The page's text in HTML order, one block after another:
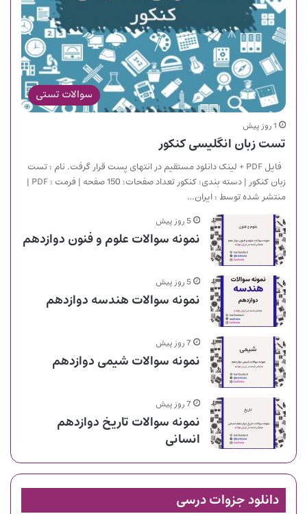
سوالات تستی
1 روز پیش
تست زبان انگلیسی کنکور
فایل PDF + لینک دانلود مستقیم در انتهای پست قرار گرفت. نام : تست
زبان کنکور | دسته بندی: کنکور تعداد صفحات: 150 صفحه | فرمت : PDF |
منتشر شده توسط : ایران…
5 روز پیش
نمونه سوالات علوم و فنون دوازدهم
5 روز پیش
نمونه سوالات هندسه دوازدهم
7 روز پیش
نمونه سوالات شیمی دوازدهم
7 روز پیش
نمونه سوالات تاریخ دوازدهم
انسانی
دانلود جزوات درسی